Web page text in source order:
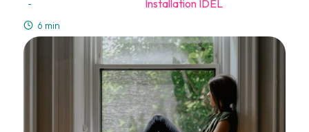
- Installation IDEL
6 min